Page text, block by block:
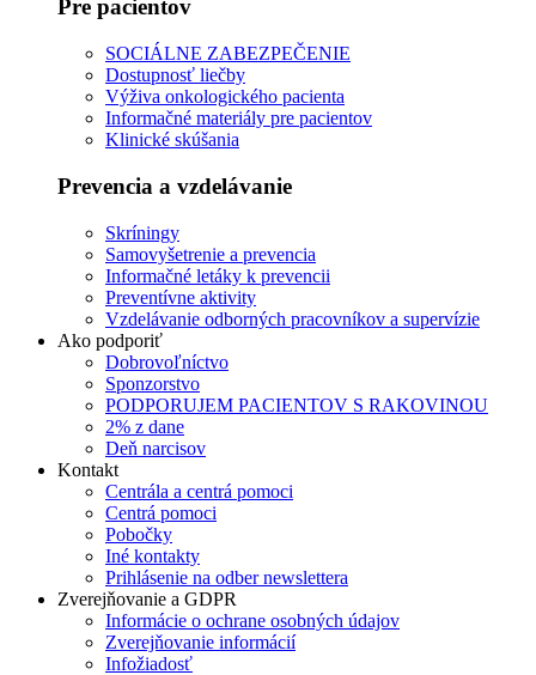
Pre pacientov
SOCIÁLNE ZABEZPEČENIE
Dostupnosť liečby
Výživa onkologického pacienta
Informačné materiály pre pacientov
Klinické skúšania
Prevencia a vzdelávanie
Skríningy
Samovyšetrenie a prevencia
Informačné letáky k prevencii
Preventívne aktivity
Vzdelávanie odborných pracovníkov a supervízie
Ako podporiť
Dobrovoľníctvo
Sponzorstvo
PODPORUJEM PACIENTOV S RAKOVINOU
2% z dane
Deň narcisov
Kontakt
Centrála a centrá pomoci
Centrá pomoci
Pobočky
Iné kontakty
Prihlásenie na odber newslettera
Zverejňovanie a GDPR
Informácie o ochrane osobných údajov
Zverejňovanie informácií
Infožiadosť